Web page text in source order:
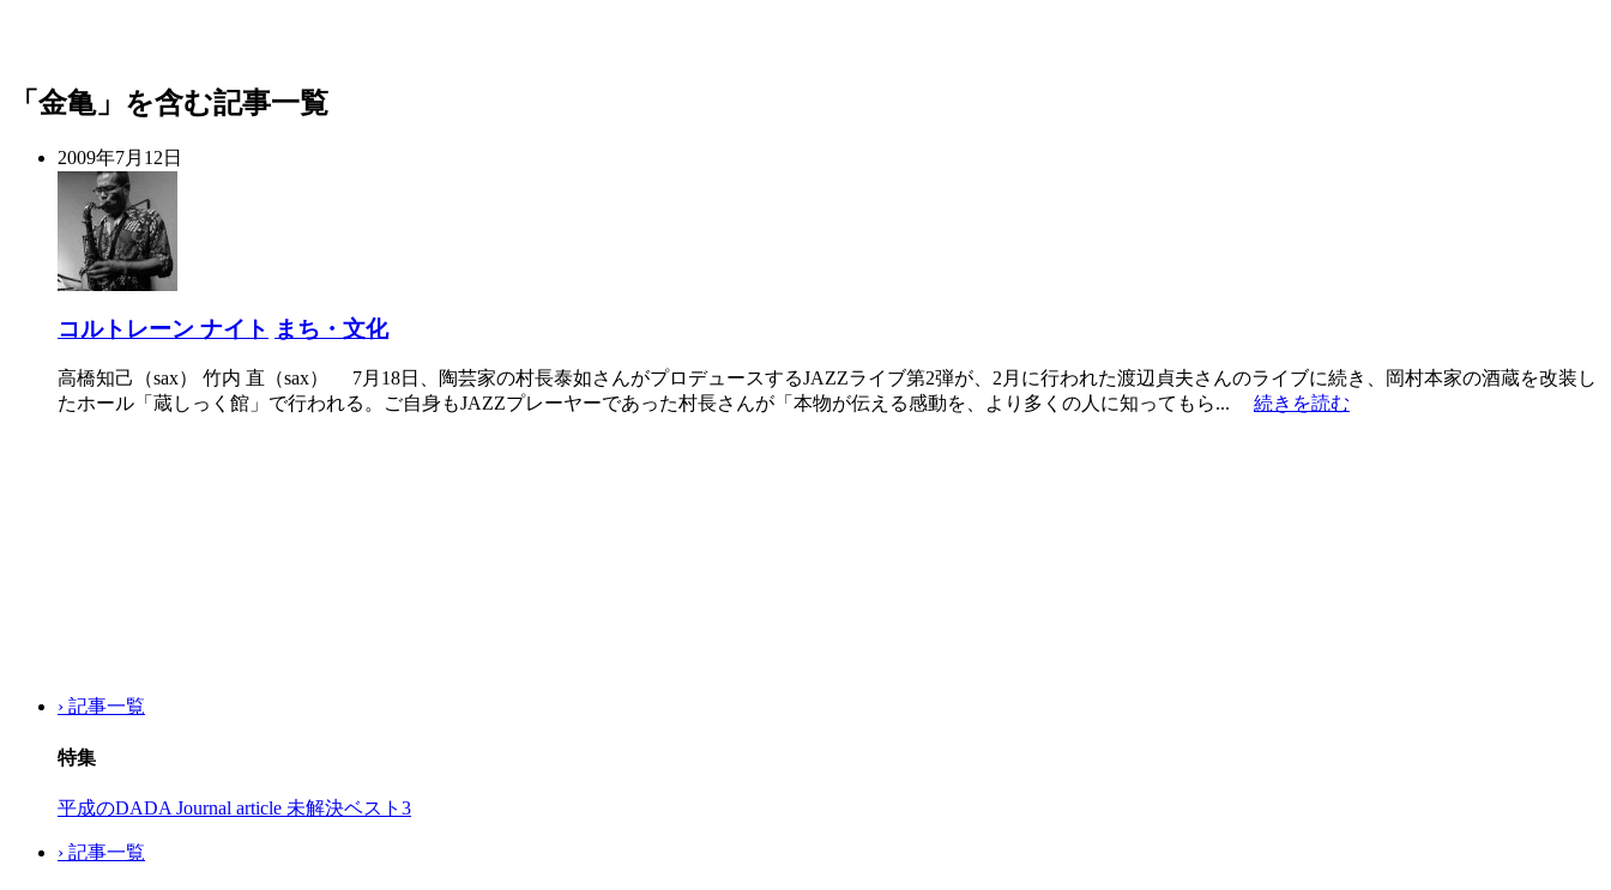
「金亀」を含む記事一覧
2009年7月12日
コルトレーン ナイト まち・文化
高橋知己（sax） 竹内 直（sax） 7月18日、陶芸家の村長泰如さんがプロデュースするJAZZライブ第2弾が、2月に行われた渡辺貞夫さんのライブに続き、岡村本家の酒蔵を改装し
たホール「蔵しっく館」で行われる。ご自身もJAZZプレーヤーであった村長さんが「本物が伝える感動を、より多くの人に知ってもら... 続きを読む
› 記事一覧
特集
平成のDADA Journal article 未解決ベスト3
› 記事一覧